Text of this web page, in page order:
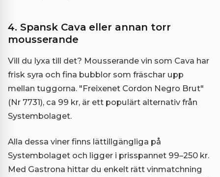
4. Spansk Cava eller annan torr
mousserande
Vill du lyxa till det? Mousserande vin som Cava har
frisk syra och fina bubblor som fräschar upp
mellan tuggorna. "Freixenet Cordon Negro Brut"
(Nr 7731), ca 99 kr, är ett populärt alternativ från
Systembolaget.
Alla dessa viner finns lättillgängliga på
Systembolaget och ligger i prisspannet 99–250 kr.
Med Gastrona hittar du enkelt rätt vinmatchning